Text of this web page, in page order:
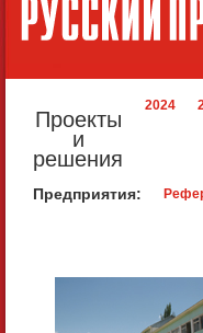
Проекты
и
решения
2024
Предприятия: